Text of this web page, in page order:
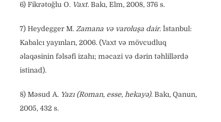
6) Fikrətoğlu O. Vaxt. Bakı, Elm, 2008, 376 s.
7) Heydegger M. Zamana və varoluşa dair. İstanbul:
Kabalcı yayınları, 2006. (Vaxt və mövcudluq
əlaqəsinin fəlsəfi izahı; məcazi və dərin təhlillərdə
istinad).
8) Məsud A. Yazı (Roman, esse, hekayə). Bakı, Qanun,
2005, 432 s.